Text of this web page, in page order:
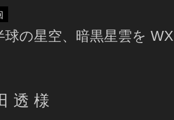
球の星空、暗黒星雲を
透 様